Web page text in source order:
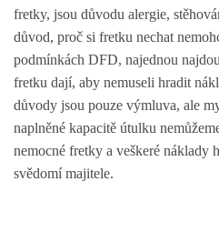
NATÁČENÍ V TELEVIZI
AKCE
SLUŽBY
fretky, jsou důvodu alergie,
důvod, proč si fretku nechat
podmínkách DFD, najednou
fretku dají, aby nemuseli hradit
důvody jsou pouze výmluva, ale
naplněné kapacitě útulku
nemocné fretky a veškeré náklady
svědomí majitele.